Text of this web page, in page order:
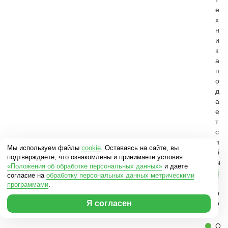
е
х
н
и
к
а
п
о
д
а
е
т
с
я
б
ы
с
т
р
о
О
Мы используем файлы cookie. Оставаясь на сайте, вы
подтверждаете, что ознакомлены и принимаете условия
«Положения об обработке персональных данных» и даете
согласие на обработку персональных данных метрическими
программами.
Я согласен